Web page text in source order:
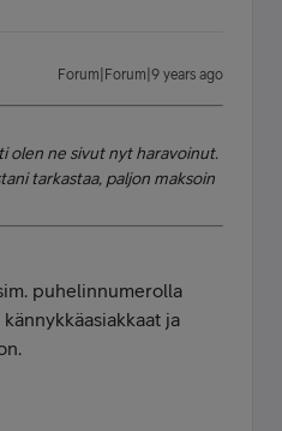
Forum|Forum|9 years ago
olen ne sivut nyt haravoinut.
tarkastaa, paljon maksoin
puhelinnumerolla
ja